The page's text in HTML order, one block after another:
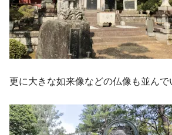
更に大きな如来像などの仏像も並んで